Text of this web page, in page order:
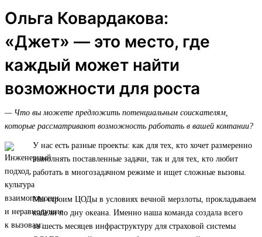
Ольга Ковардакова:
«Джет» — это место, где
каждый может найти
возможности для роста
— Что вы можете предложить потенциальным соискателям,
которые рассматривают возможность работать в вашей компании?
У нас есть разные проекты: как для тех, кто хочет размеренно
выполнять поставленные задачи, так и для тех, кто любит
работать в многозадачном режиме и ищет сложные вызовы.
Мы строим ЦОДы в условиях вечной мерзлоты, прокладываем
кабели по дну океана. Именно наша команда создала всего
за шесть месяцев инфраструктуру для страховой системы